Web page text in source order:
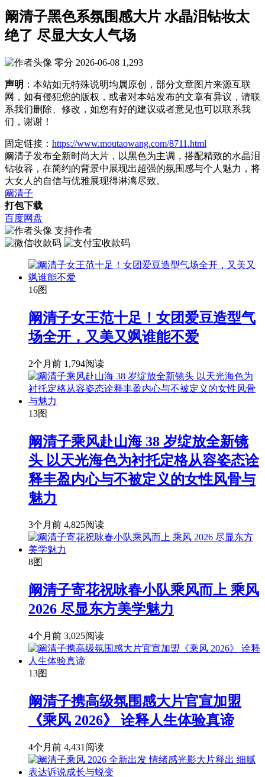
阚清子黑色系氛围感大片 水晶泪钻妆太
绝了 尽显大女人气场
零分 2026-06-08 1,293
声明 ：本站如无特殊说明均属原创，部分文章图片来源互联
网，如有侵犯您的版权，或者对本站发布的文章有异议，请联
系我们删除、修改，如您有好的建议或者意见也可以联系我
们，谢谢！
固定链接： https://www.moutaowang.com/8711.html
阚清子发布全新时尚大片，以黑色为主调，搭配精致的水晶泪
钻妆容，在简约的背景中展现出超强的氛围感与个人魅力，将
大女人的自信与优雅展现得淋漓尽致。
阚清子
打包下载
百度网盘
支持作者
16图
阚清子女王范十足！女团爱豆造型气
场全开，又美又飒谁能不爱
2个月前 1,794阅读
13图
阚清子乘风赴山海 38 岁绽放全新镜
头 以天光海色为衬托定格从容姿态诠
释丰盈内心与不被定义的女性风骨与
魅力
3个月前 4,825阅读
8图
阚清子寄花祝咏春小队乘风而上 乘风
2026 尽显东方美学魅力
4个月前 3,025阅读
13图
阚清子携高级氛围感大片官宣加盟
《乘风 2026》 诠释人生体验真谛
4个月前 4,431阅读